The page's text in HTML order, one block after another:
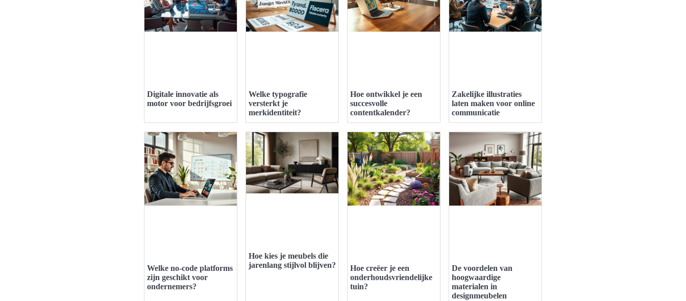
Digitale innovatie als
motor voor bedrijfsgroei
Welke typografie
versterkt je
merkidentiteit?
Hoe ontwikkel je een
succesvolle
contentkalender?
Zakelijke illustraties
laten maken voor online
communicatie
Welke no-code platforms
zijn geschikt voor
ondernemers?
Hoe kies je meubels die
jarenlang stijlvol blijven?
Hoe creëer je een
onderhoudsvriendelijke
tuin?
De voordelen van
hoogwaardige
materialen in
designmeubelen